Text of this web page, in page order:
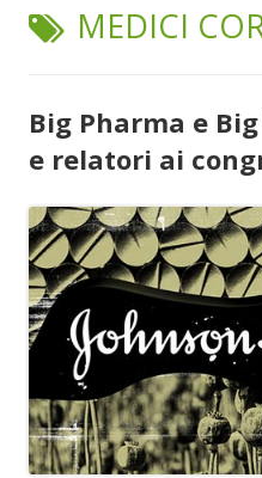
TAG:
MEDICI
Big Pharma e
e relatori ai